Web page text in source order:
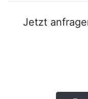
Jetzt